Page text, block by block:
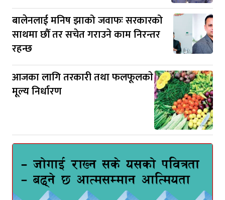
बालेनलाई मनिष झाको जवाफः सरकारको
साथमा छौँ तर सचेत गराउने काम निरन्तर
रहन्छ
आजका लागि तरकारी तथा फलफूलकाे
मूल्य निर्धारण